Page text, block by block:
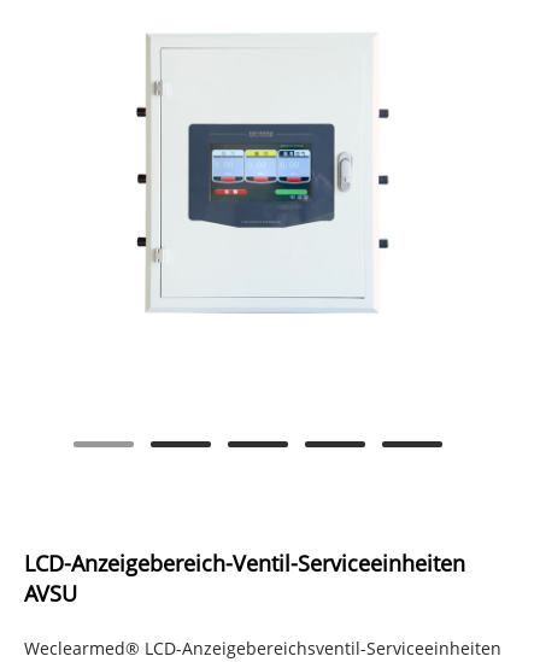
LCD-Anzeigebereich-Ventil-Serviceeinheiten
AVSU
Weclearmed® LCD-Anzeigebereichsventil-Serviceeinheiten